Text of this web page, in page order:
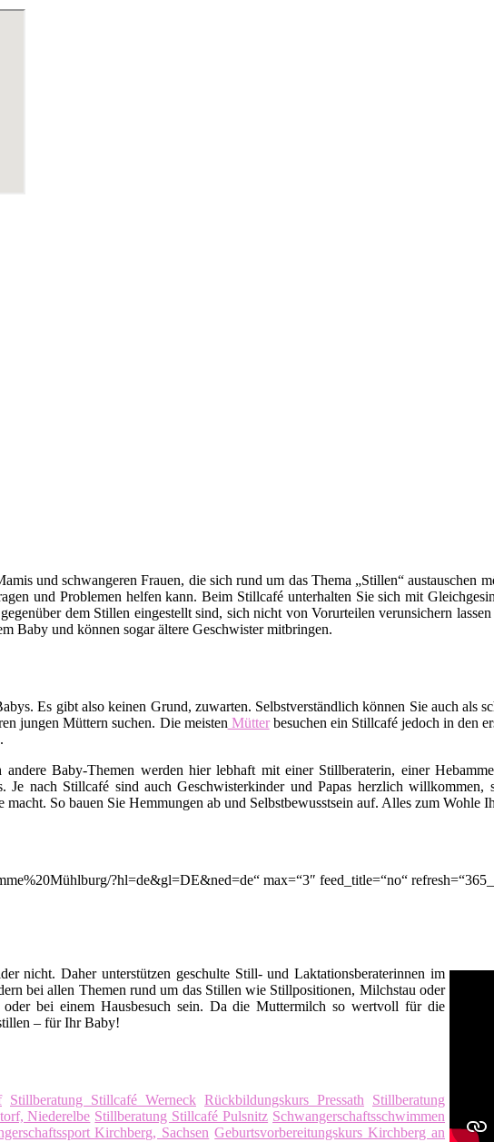
und schwangeren Frauen, die sich rund um das Thema „Stillen“ austauschen
und Problemen helfen kann. Beim Stillcafé unterhalten Sie sich mit
dem Stillen eingestellt sind, sich nicht von Vorurteilen verunsichern
Baby und können sogar ältere Geschwister mitbringen.
Es gibt also keinen Grund, zuwarten. Selbstverständlich können Sie auch als
jungen Müttern suchen. Die meisten Mütterbesuchen ein Stillcafé jedoch in den
Baby-Themen werden hier lebhaft mit einer Stillberaterin, einer
nach Stillcafé sind auch Geschwisterkinder und Papas herzlich willkommen,
So bauen Sie Hemmungen ab und Selbstbewusstsein auf. Alles zum Wohle
?hl=de&gl=DE&ned=de“ max=“3″ feed_title=“no“
nicht. Daher unterstützen geschulte Still- und Laktationsberaterinnen im
bei allen Themen rund um das Stillen wie Stillpositionen, Milchstau oder
bei einem Hausbesuch sein. Da die Muttermilch so wertvoll für die
– für Ihr Baby!
Stillberatung Stillcafé Werneck Rückbildungskurs Pressath
Stillberatung
Niederelbe Stillberatung Stillcafé Pulsnitz Schwangerschaftsschwimmen
Kirchberg, Sachsen Geburtsvorbereitungskurs Kirchberg an